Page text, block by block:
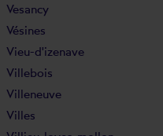
Vesancy
Vésines
Vieu-d'izenave
Villebois
Villeneuve
Villes